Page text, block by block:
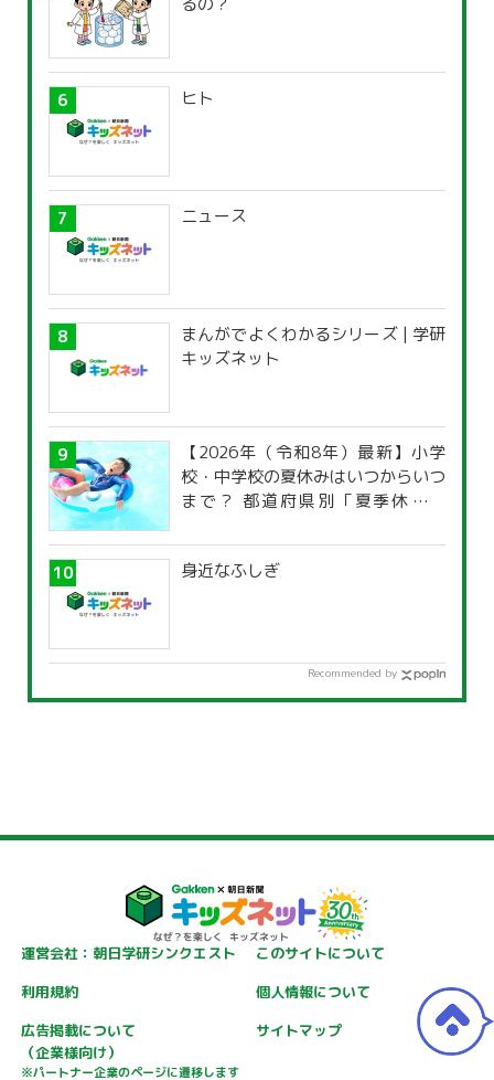
ヒト
ニュース
まんがでよくわかるシリーズ | 学研
キッズネット
【2026年（令和8年）最新】小学
校・中学校の夏休みはいつからいつ
まで？ 都道府県別「夏季休暇一
身近なふしぎ
Recommended by
運営会社：朝日学研シンクエスト
このサイトについて
利用規約
個人情報について
広告掲載について
（企業様向け）
※パートナー企業のページに遷移します
サイトマップ